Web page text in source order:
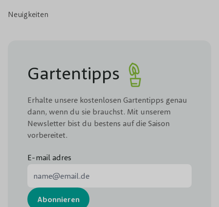
Neuigkeiten
Gartentipps
Erhalte unsere kostenlosen Gartentipps genau
dann, wenn du sie brauchst. Mit unserem
Newsletter bist du bestens auf die Saison
vorbereitet.
E-mail adres
Abonnieren